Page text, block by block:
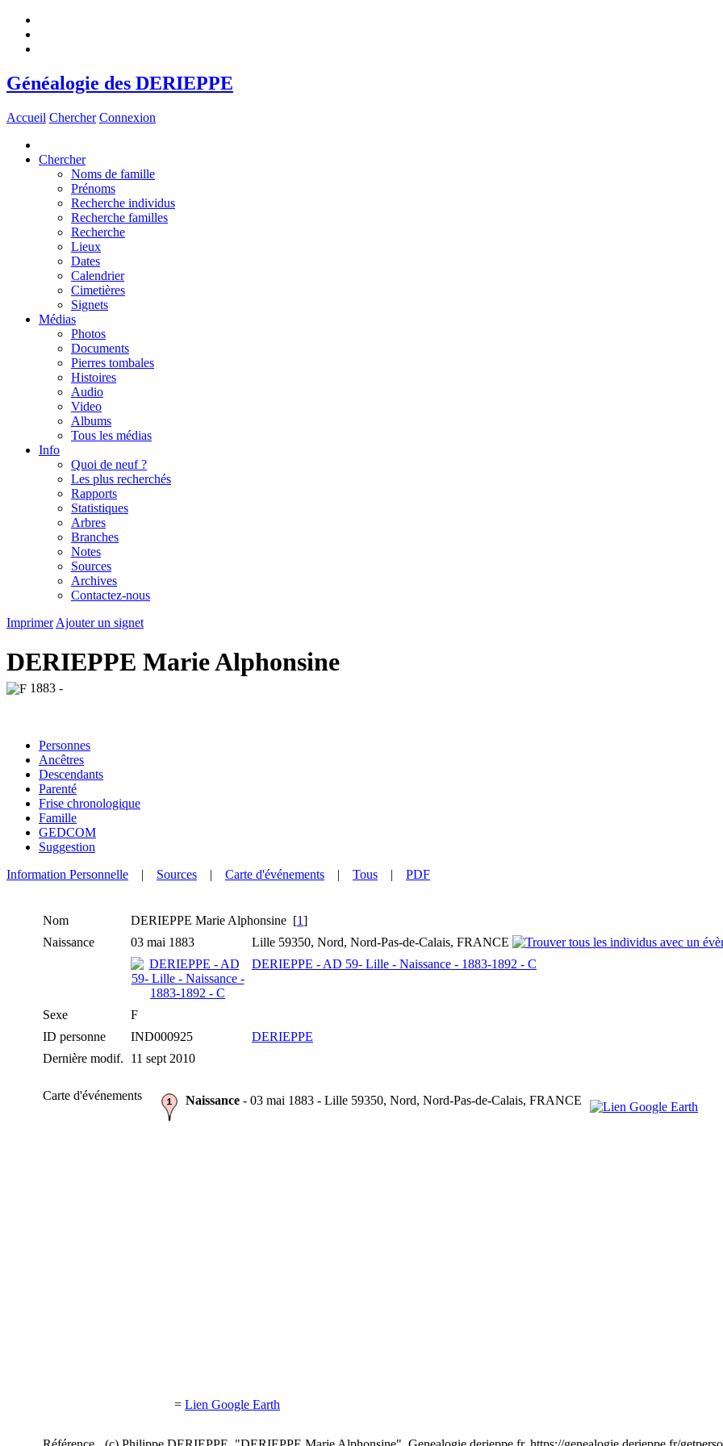
Généalogie des DERIEPPE
Accueil Chercher Connexion
Chercher
Noms de famille
Prénoms
Recherche individus
Recherche familles
Recherche
Lieux
Dates
Calendrier
Cimetières
Signets
Médias
Photos
Documents
Pierres tombales
Histoires
Audio
Video
Albums
Tous les médias
Info
Quoi de neuf ?
Les plus recherchés
Rapports
Statistiques
Arbres
Branches
Notes
Sources
Archives
Contactez-nous
Imprimer Ajouter un signet
DERIEPPE Marie Alphonsine
1883 -
Personnes
Ancêtres
Descendants
Parenté
Frise chronologique
Famille
GEDCOM
Suggestion
Information Personnelle | Sources | Carte d'événements | Tous | PDF
Nom DERIEPPE Marie Alphonsine [1]
Naissance
03 mai 1883 Lille 59350, Nord, Nord-Pas-de-Calais, FRANCE
DERIEPPE - AD 59- Lille - Naissance - 1883-1892 - C
Sexe
F
ID personne
IND000925
DERIEPPE
Dernière modif.
11 sept 2010
Carte d'événements Naissance - 03 mai 1883 - Lille 59350, Nord, Nord-Pas-de-Calais, FRANCE
= Lien Google Earth